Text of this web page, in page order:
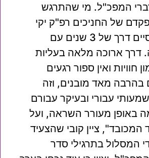
המפכ"ל. מי שהתרגש
של החניכים רפ"ק יקי
קובי. "אתה מסיים דרך של 3 שנים עם
ארוכה מלאה בעליות
חוויות ואין ספור רגעים
בהרבה מאד מובנים, וזה
עבורי ובעיקר עבורם
באופן מעורר השראה, ועל
ציין קובי שהצעיד
המסלול בתרגילי סדר